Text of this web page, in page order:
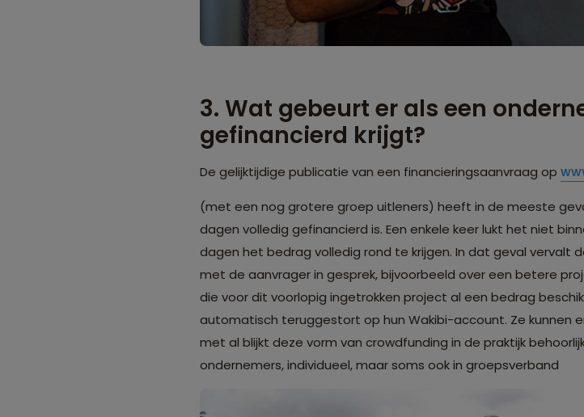
3. Wat gebeurt er als een
gefinancierd krijgt?
De gelijktijdige publicatie van een financieringsaanvraag op
(met een nog grotere groep uitleners) heeft in de meeste
dagen volledig gefinancierd is. Een enkele keer lukt het niet
dagen het bedrag volledig rond te krijgen. In dat geval
met de aanvrager in gesprek, bijvoorbeeld over een betere
die voor dit voorlopig ingetrokken project al een bedrag
automatisch teruggestort op hun Wakibi-account. Ze kunnen
met al blijkt deze vorm van crowdfunding in de praktijk
ondernemers, individueel, maar soms ook in groepsverband